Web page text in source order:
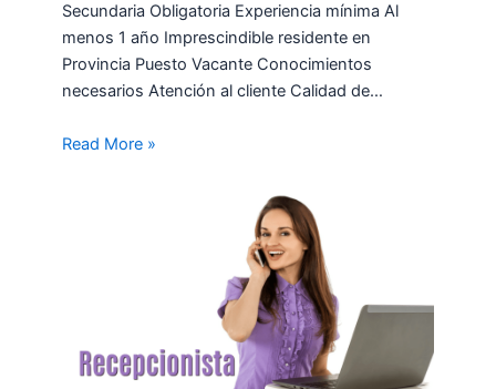
Secundaria Obligatoria Experiencia mínima Al
menos 1 año Imprescindible residente en
Provincia Puesto Vacante Conocimientos
necesarios Atención al cliente Calidad de…
Read More »